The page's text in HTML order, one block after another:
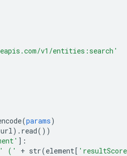
v1/entities:search'
(params)
url). read())
]:
' (' + str(element[